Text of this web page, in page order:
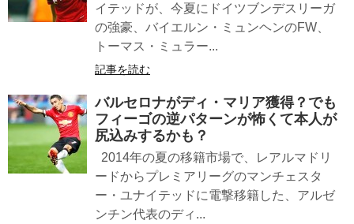
イテッドが、今夏にドイツブンデスリーガ
の強豪、バイエルン・ミュンヘンのFW、
トーマス・ミュラー...
記事を読む
バルセロナがディ・マリア獲得？でも
フィーゴの逆パターンが怖くて本人が
尻込みするかも？
2014年の夏の移籍市場で、レアルマドリ
ードからプレミアリーグのマンチェスタ
ー・ユナイテッドに電撃移籍した、アルゼ
ンチン代表のディ...